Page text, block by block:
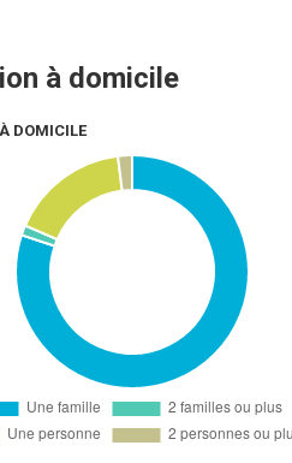
à domicile
DOMICILE